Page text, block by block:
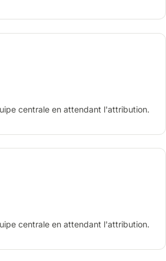
centrale en attendant l'attribution.
centrale en attendant l'attribution.